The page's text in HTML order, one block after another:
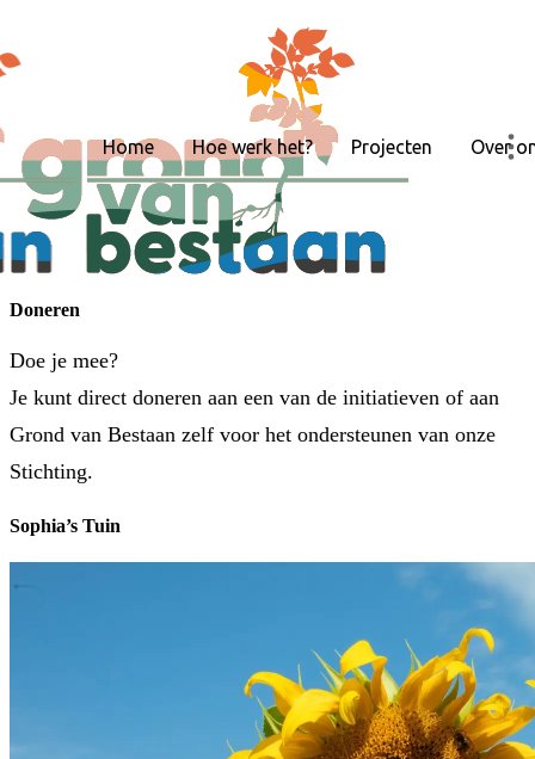
Home Hoe werk het? Projecten Over
Doneren
Doe je mee?
Je kunt direct doneren aan een van de initiatieven of aan
Grond van Bestaan zelf voor het ondersteunen van onze
Stichting.
Sophia’s Tuin